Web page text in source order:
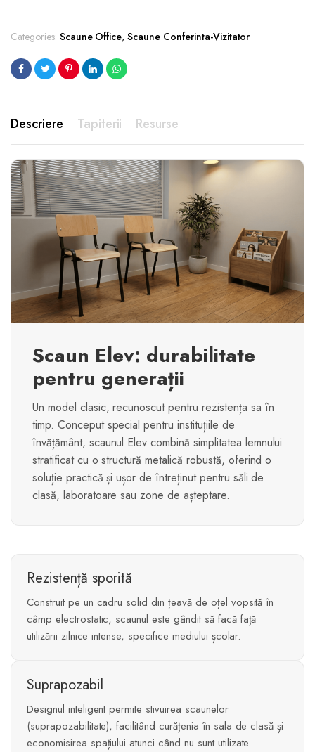
Categories: Scaune Office,Scaune Conferinta-Vizitator
Tapiterii Resurse
Descriere
Scaun Elev: durabilitate
pentru generații
Un model clasic, recunoscut pentru rezistența sa în
timp. Conceput special pentru instituțiile de
învățământ, scaunul Elev combină simplitatea lemnului
stratificat cu o structură metalică robustă, oferind o
soluție practică și ușor de întreținut pentru săli de
clasă, laboratoare sau zone de așteptare.
Rezistență sporită
Construit pe un cadru solid din țeavă de oțel vopsită în
câmp electrostatic, scaunul este gândit să facă față
utilizării zilnice intense, specifice mediului școlar.
Suprapozabil
Designul inteligent permite stivuirea scaunelor
(suprapozabilitate), facilitând curățenia în sala de clasă și
economisirea spațiului atunci când nu sunt utilizate.